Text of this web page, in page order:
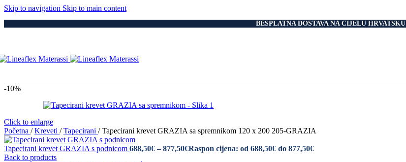
Skip to navigation Skip to main content
BESPLATNA DOSTAVA NA CIJELU HRVATSKU
Drvene Podnice
Metalni Okvir
Navlake Za Jastuk
Relax Fotelje
Vatro Otporni Madraci
-10%
Click to enlarge
Početna / Kreveti / Tapecirani / Tapecirani krevet GRAZIA sa spremnikom 120 x 200 205-GRAZIA
Tapecirani krevet GRAZIA s podnicom 688,50€ – 877,50€Raspon cijena: od 688,50€ do 877,50€
Back to products